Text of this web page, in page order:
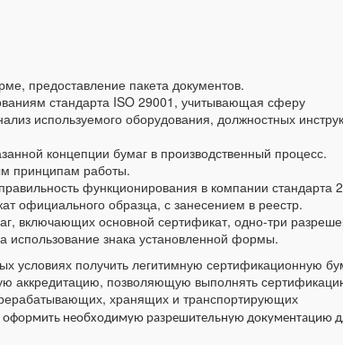
предоставление пакета документов.
стандарта ISO 29001, учитывающая сферу
используемого оборудования, должностных
концепции бумаг в производственный процесс.
принципам работы.
функционирования в компании стандарта
официального образца, с занесением в реестр.
включающих основной сертификат, одно-три
использование знака установленной формы.
условиях получить легитимную сертификационную
аккредитацию, позволяющую выполнять
хранящих и транспортирующих
необходимую разрешительную документацию